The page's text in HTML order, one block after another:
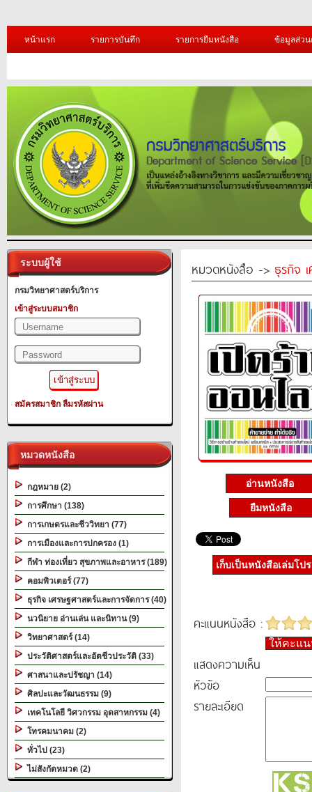
หน้าแรก รายการบันทึก รายการยืมหนังสือ ข้อมูลส่ว
ระบบผู้ใช้
กรมวิทยาศาสตร์บริการ
เข้าสู่ระบบสมาชิก
สมัครสมาชิก ลืมรหัสผ่าน
หมวดหนังสือ
กฎหมาย (2)
การศึกษา (138)
การเกษตรและชีววิทยา (77)
การเมืองและการปกครอง (1)
กีฬา ท่องเที่ยว สุขภาพและอาหาร (189)
คอมพิวเตอร์ (77)
ธุรกิจ เศรษฐศาสตร์และการจัดการ (40)
นวนิยาย อ่านเล่น และนิทาน (9)
วิทยาศาสตร์ (14)
ประวัติศาสตร์และอัตชีวประวัติ (33)
ศาสนาและปรัชญา (14)
ศิลปะและวัฒนธรรม (9)
เทคโนโลยี วิศวกรรม อุตสาหกรรม (4)
โทรคมนาคม (2)
ทั่วไป (23)
ไม่สังกัดหมวด (2)
หมวดหนังสือ -> ธุรกิจ
อ่านหนังสือ
ยืมหนังสือ
เก็บเป็นหนังสือเล่มโป
คะแนนหนังสือ :
ให้คะแ
แสดงความเห็น
หัวข้อ
รายละเอียด